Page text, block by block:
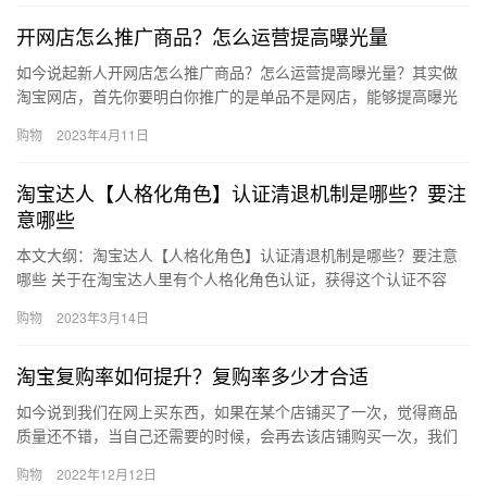
开网店怎么推广商品？怎么运营提高曝光量
如今说起新人开网店怎么推广商品？怎么运营提高曝光量？其实做
淘宝网店，首先你要明白你推广的是单品不是网店，能够提高曝光
下面一…
购物 2023年4月11日
淘宝达人【人格化角色】认证清退机制是哪些？要注
意哪些
本文大纲：淘宝达人【人格化角色】认证清退机制是哪些？要注意
哪些 关于在淘宝达人里有个人格化角色认证，获得这个认证不容
来了解…
购物 2023年3月14日
淘宝复购率如何提升？复购率多少才合适
如今说到我们在网上买东西，如果在某个店铺买了一次，觉得商品
质量还不错，当自己还需要的时候，会再去该店铺购买一次，我们
看看吧…
购物 2022年12月12日